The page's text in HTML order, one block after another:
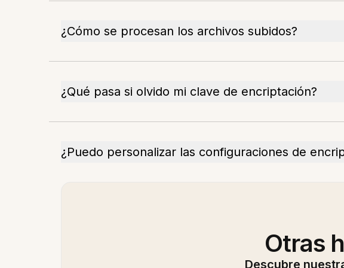
¿Cómo se procesan los archivos subidos?
¿Qué pasa si olvido mi clave de encriptación?
¿Puedo personalizar las configuraciones de
Otras
Descubre